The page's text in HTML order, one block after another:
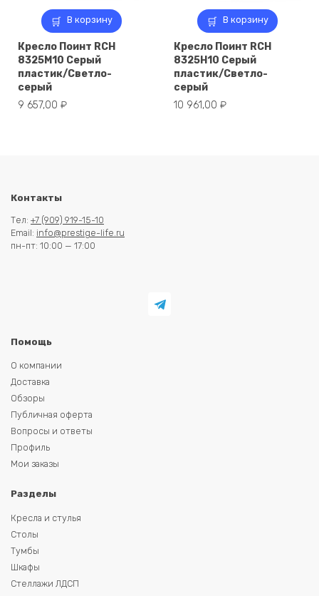
В корзину
Кресло Поинт RCH
8325M10 Серый
пластик/Светло-
серый
9 657,00 ₽
В корзину
Кресло Поинт RCH
8325H10 Серый
пластик/Светло-
серый
10 961,00 ₽
Контакты
Тел: +7 (909) 919-15-10
Email: info@prestige-life.ru
пн-пт: 10:00 — 17:00
Помощь
О компании
Доставка
Обзоры
Публичная оферта
Вопросы и ответы
Профиль
Мои заказы
Разделы
Кресла и стулья
Столы
Тумбы
Шкафы
Стеллажи ЛДСП